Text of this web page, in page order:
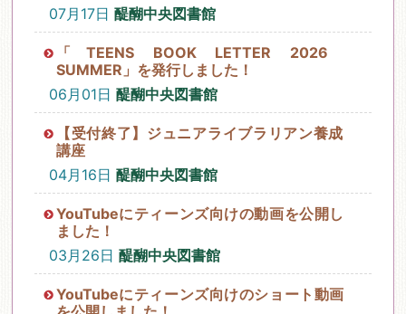
07月17日 醍醐中央図書館
「TEENS BOOK LETTER 2026
SUMMER」を発行しました！
06月01日 醍醐中央図書館
【受付終了】ジュニアライブラリアン養成
講座
04月16日 醍醐中央図書館
YouTubeにティーンズ向けの動画を公開し
ました！
03月26日 醍醐中央図書館
YouTubeにティーンズ向けのショート動画